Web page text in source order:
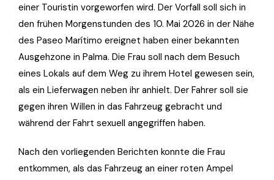
einer Touristin vorgeworfen wird. Der Vorfall soll sich in
den frühen Morgenstunden des 10. Mai 2026 in der Nähe
des Paseo Marítimo ereignet haben einer bekannten
Ausgehzone in Palma. Die Frau soll nach dem Besuch
eines Lokals auf dem Weg zu ihrem Hotel gewesen sein,
als ein Lieferwagen neben ihr anhielt. Der Fahrer soll sie
gegen ihren Willen in das Fahrzeug gebracht und
während der Fahrt sexuell angegriffen haben.
Nach den vorliegenden Berichten konnte die Frau
entkommen, als das Fahrzeug an einer roten Ampel